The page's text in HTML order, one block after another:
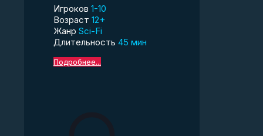
Игроков 1-10
Возраст 12+
Жанр Sci-Fi
Длительность 45 мин
Подробнее...